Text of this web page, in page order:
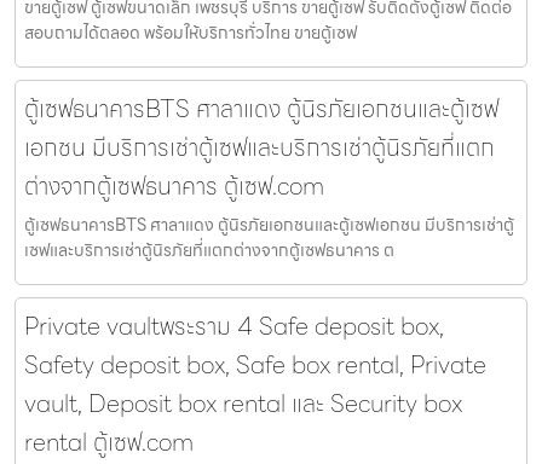
ขายตู้เซฟ ตู้เซฟขนาดเล็ก เพชรบุรี บริการ ขายตู้เซฟ รับติดตั้งตู้เซฟ ติดต่อ
สอบถามได้ตลอด พร้อมให้บริการทั่วไทย ขายตู้เซฟ
ตู้เซฟธนาคารBTS ศาลาแดง ตู้นิรภัยเอกชนและตู้เซฟ
เอกชน มีบริการเช่าตู้เซฟและบริการเช่าตู้นิรภัยที่แตก
ต่างจากตู้เซฟธนาคาร ตู้เซฟ.com
ตู้เซฟธนาคารBTS ศาลาแดง ตู้นิรภัยเอกชนและตู้เซฟเอกชน มีบริการเช่าตู้
เซฟและบริการเช่าตู้นิรภัยที่แตกต่างจากตู้เซฟธนาคาร ต
Private vaultพระราม 4 Safe deposit box,
Safety deposit box, Safe box rental, Private
vault, Deposit box rental และ Security box
rental ตู้เซฟ.com